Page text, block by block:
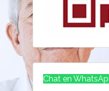
Chat en